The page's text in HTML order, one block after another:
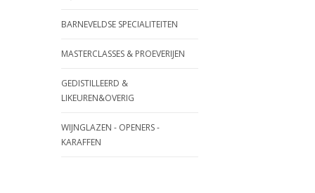
BARNEVELDSE SPECIALITEITEN
MASTERCLASSES & PROEVERIJEN
GEDISTILLEERD &
LIKEUREN&OVERIG
WIJNGLAZEN - OPENERS -
KARAFFEN